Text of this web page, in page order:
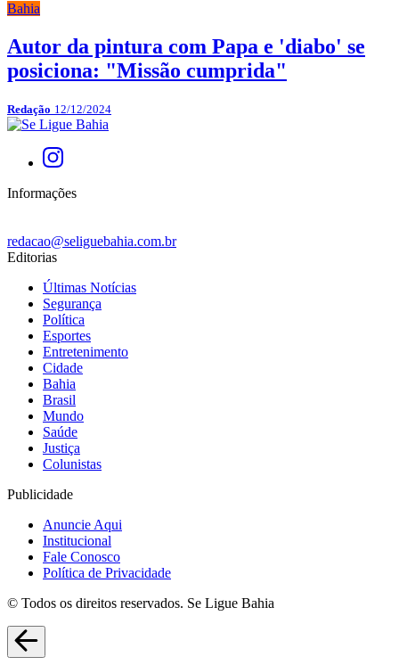
Bahia
Autor da pintura com Papa e 'diabo' se
posiciona: "Missão cumprida"
Redação 12/12/2024
Informações
redacao@seliguebahia.com.br
Editorias
Últimas Notícias
Segurança
Política
Esportes
Entretenimento
Cidade
Bahia
Brasil
Mundo
Saúde
Justiça
Colunistas
Publicidade
Anuncie Aqui
Institucional
Fale Conosco
Política de Privacidade
© Todos os direitos reservados. Se Ligue Bahia